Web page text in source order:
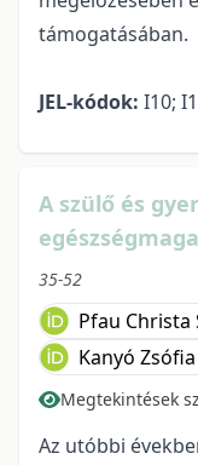
támogatásában.
JEL-kódok: I10;
A szülő és
35-52
Pfau Christa
Kanyó
Megtekintések
Az utóbbi